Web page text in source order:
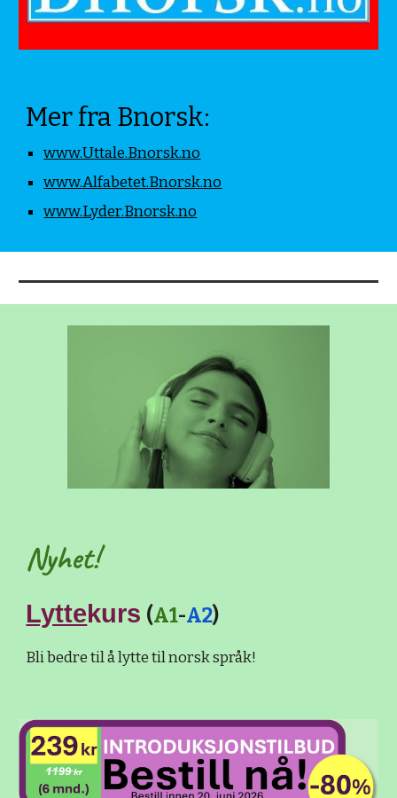
Mer fra Bnorsk:
www.Uttale.Bnorsk.no
www.Alfabetet.Bnorsk.no
www.Lyder.Bnorsk.no
Nyhet!
Lyttekurs (A1-A2)
Bli bedre til å lytte til norsk språk!